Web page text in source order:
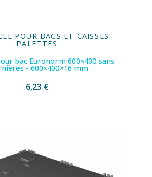
POUR BACS ET CAISSES
PALETTES
bac Euronorm 600×400 sans
- 600×400×16 mm
6,23 €